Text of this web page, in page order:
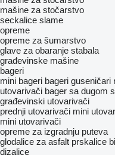
mašine za stočarstvo
seckalice slame
opreme
opreme za šumarstvo
glave za obaranje stabala
građevinske mašine
bageri
mini bageri bageri guseničari
utovarivači bager sa dugom
građevinski utovarivači
prednji utovarivači mini
mini utovarivači
opreme za izgradnju puteva
glodalice za asfalt prskalice
dizalice